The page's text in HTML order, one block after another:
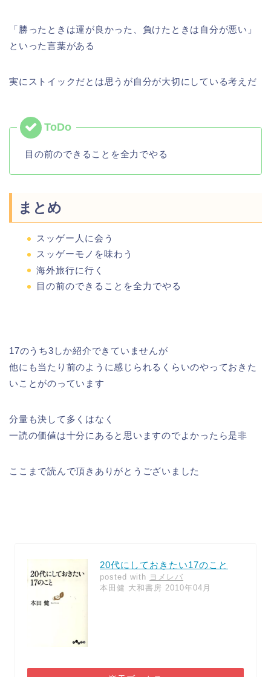
「勝ったときは運が良かった、負けたときは自分が悪い」
といった言葉がある
実にストイックだとは思うが自分が大切にしている考えだ
目の前のできることを全力でやる
まとめ
スッゲー人に会う
スッゲーモノを味わう
海外旅行に行く
目の前のできることを全力でやる
17のうち3しか紹介できていませんが
他にも当たり前のように感じられるくらいのやっておきた
いことがのっています
分量も決して多くはなく
一読の価値は十分にあると思いますのでよかったら是非
ここまで読んで頂きありがとうございました
20代にしておきたい17のこと
posted with ヨメレバ
本田健 大和書房 2010年04月